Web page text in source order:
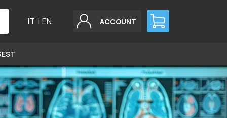
IT | EN ACCOUNT